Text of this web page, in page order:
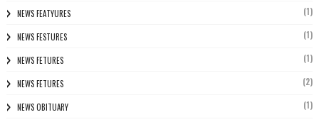
NEWS FEATYURES (1)
NEWS FESTURES (1)
NEWS FETURES (1)
NEWS FETURES (2)
NEWS OBITUARY (1)